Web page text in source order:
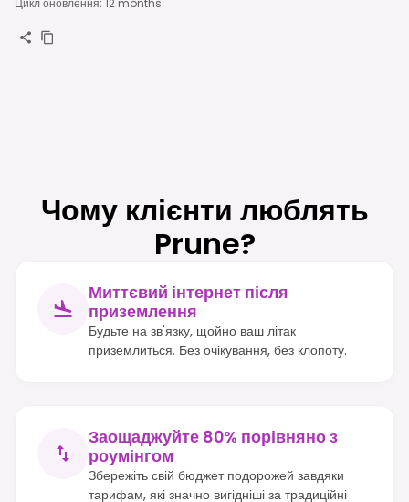
Чому клієнти люблять
Prune?
Миттєвий інтернет після
приземлення
Будьте на зв'язку, щойно ваш літак
приземлиться. Без очікування, без клопоту.
Заощаджуйте 80% порівняно з
роумінгом
Збережіть свій бюджет подорожей завдяки
тарифам, які значно вигідніші за традиційні